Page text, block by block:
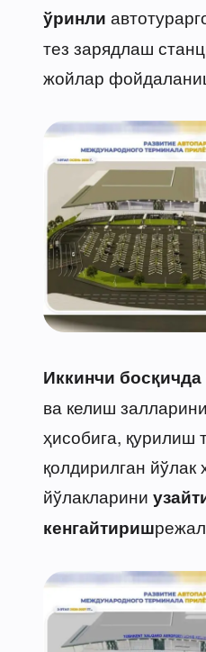
ўринли
тез зарядлаш
жойлар
Иккинчи босқичда
ва келиш
ҳисобига, қурилиш
қолдирилган йўлак
йўлакларини
кенгайтириш